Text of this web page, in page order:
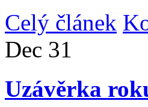
Celý článek
Dec 31
Uzávěrka